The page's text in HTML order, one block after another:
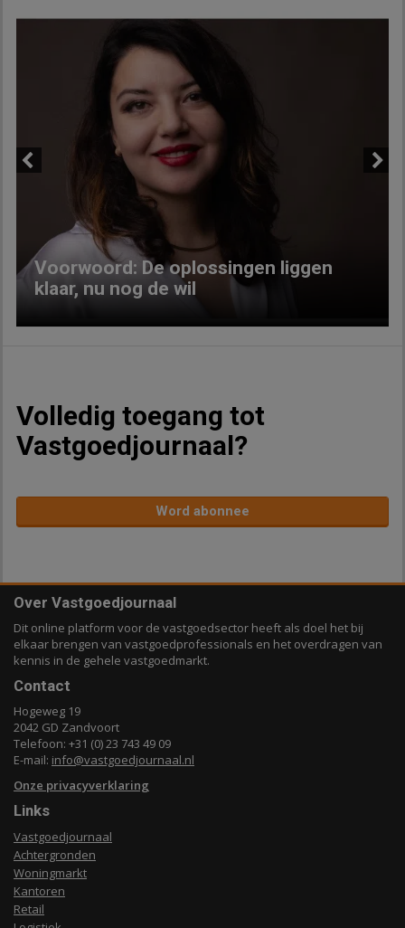
Voorwoord: De oplossingen liggen
klaar, nu nog de wil
Volledig toegang tot
Vastgoedjournaal?
Word abonnee
Over Vastgoedjournaal
Dit online platform voor de vastgoedsector heeft als doel het bij
elkaar brengen van vastgoedprofessionals en het overdragen van
kennis in de gehele vastgoedmarkt.
Contact
Hogeweg 19
2042 GD Zandvoort
Telefoon: +31 (0) 23 743 49 09
E-mail: info@vastgoedjournaal.nl
Onze privacyverklaring
Links
Vastgoedjournaal
Achtergronden
Woningmarkt
Kantoren
Retail